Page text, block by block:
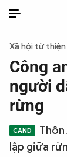
THỜI SỰ
CHỐNG DIỄN
CÔNG AN
Xã hội từ thiện
Công
người
rừng
lập giữa